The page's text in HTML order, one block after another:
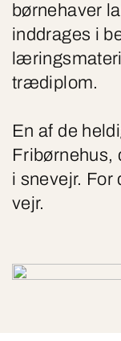
børnehaver
inddrages i
trædiplom.
En af de
Fribørnehus,
i snevejr. For
vejr.